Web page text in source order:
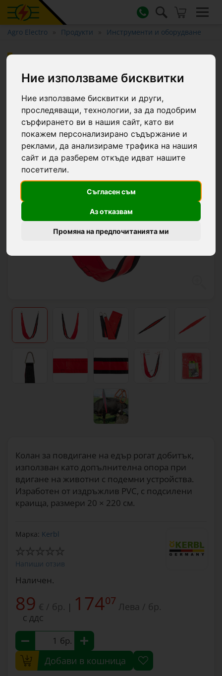
Ние използваме бисквитки
Ние използваме бисквитки и други,
проследяващи, технологии, за да подобрим
сърфирането ви в нашия сайт, като ви
покажем персонализирано съдържание и
реклами, да анализираме трафика на нашия
сайт и да разберем откъде идват нашите
посетители.
Съгласен съм
Аз отказвам
Промяна на предпочитанията ми
Agro Electro Продукти Инструменти и оборудване
Колан за повдигане на едър
рогат добитък, 20 × 220 см
Колан за повдигане на едър рогат добитък,
използван като допълнителна опора при
вдигане на животни с подемни устройства.
Изработен от издръжлив PVC, с подсилени
краища, размери 20 × 220 см.
Марка: Kerbl
Напиши отзив
Наличен.
89 € / бр. | 17407 Лева / бр.
С ДДС
бр.
Добави в кошница